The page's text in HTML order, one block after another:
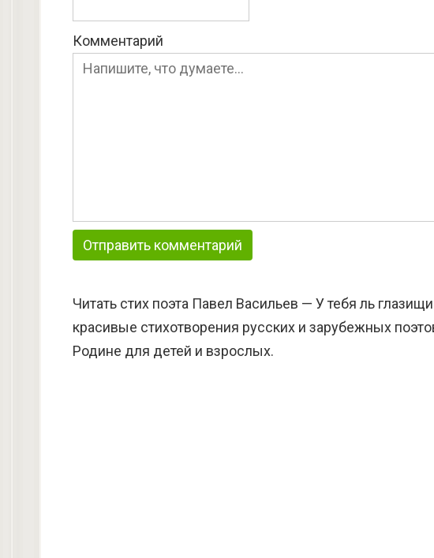
Комментарий
Читать стих поэта Павел Васильев — У тебя ль
красивые стихотворения русских и зарубежных
Родине для детей и взрослых.